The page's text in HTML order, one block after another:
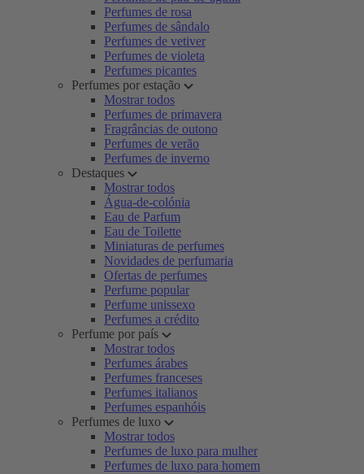
Perfumes de rosa
Perfumes de sândalo
Perfumes de vetiver
Perfumes de violeta
Perfumes picantes
Perfumes por estação
Mostrar todos
Perfumes de primavera
Fragrâncias de outono
Perfumes de verão
Perfumes de inverno
Destaques
Mostrar todos
Água-de-colónia
Eau de Parfum
Eau de Toilette
Miniaturas de perfumes
Novidades de perfumaria
Ofertas de perfumes
Perfume popular
Perfume unissexo
Perfumes a crédito
Perfume por país
Mostrar todos
Perfumes árabes
Perfumes franceses
Perfumes italianos
Perfumes espanhóis
Perfumes de luxo
Mostrar todos
Perfumes de luxo para mulher
Perfumes de luxo para homem